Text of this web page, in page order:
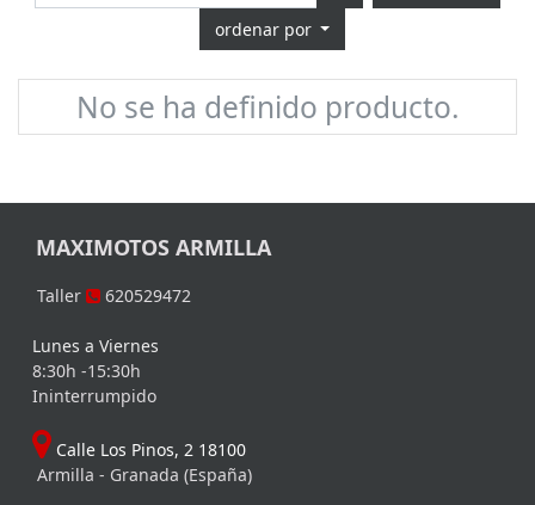
ordenar por
No se ha definido producto.
MAXIMOTOS ARMILLA
Taller 620529472
Lunes a Viernes
8:30h -15:30h
Ininterrumpido
Calle Los Pinos, 2 18100
Armilla - Granada (España)